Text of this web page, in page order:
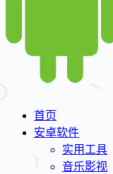
首页
安卓软件
实用工具
音乐影视